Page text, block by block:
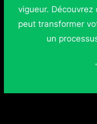
vigueur. Découvrez
peut transformer
un